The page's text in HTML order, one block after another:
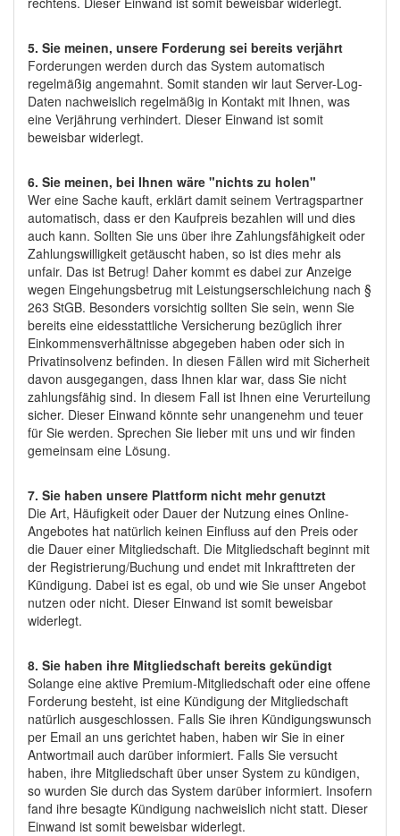
5. Sie meinen, unsere Forderung sei bereits verjährt
Forderungen werden durch das System automatisch
regelmäßig angemahnt. Somit standen wir laut Server-Log-
Daten nachweislich regelmäßig in Kontakt mit Ihnen, was
eine Verjährung verhindert. Dieser Einwand ist somit
beweisbar widerlegt.
6. Sie meinen, bei Ihnen wäre "nichts zu holen"
Wer eine Sache kauft, erklärt damit seinem Vertragspartner
automatisch, dass er den Kaufpreis bezahlen will und dies
auch kann. Sollten Sie uns über ihre Zahlungsfähigkeit oder
Zahlungswilligkeit getäuscht haben, so ist dies mehr als
unfair. Das ist Betrug! Daher kommt es dabei zur Anzeige
wegen Eingehungsbetrug mit Leistungserschleichung nach §
263 StGB. Besonders vorsichtig sollten Sie sein, wenn Sie
bereits eine eidesstattliche Versicherung bezüglich ihrer
Einkommensverhältnisse abgegeben haben oder sich in
Privatinsolvenz befinden. In diesen Fällen wird mit Sicherheit
davon ausgegangen, dass Ihnen klar war, dass Sie nicht
zahlungsfähig sind. In diesem Fall ist Ihnen eine Verurteilung
sicher. Dieser Einwand könnte sehr unangenehm und teuer
für Sie werden. Sprechen Sie lieber mit uns und wir finden
gemeinsam eine Lösung.
7. Sie haben unsere Plattform nicht mehr genutzt
Die Art, Häufigkeit oder Dauer der Nutzung eines Online-
Angebotes hat natürlich keinen Einfluss auf den Preis oder
die Dauer einer Mitgliedschaft. Die Mitgliedschaft beginnt mit
der Registrierung/Buchung und endet mit Inkrafttreten der
Kündigung. Dabei ist es egal, ob und wie Sie unser Angebot
nutzen oder nicht. Dieser Einwand ist somit beweisbar
widerlegt.
8. Sie haben ihre Mitgliedschaft bereits gekündigt
Solange eine aktive Premium-Mitgliedschaft oder eine offene
Forderung besteht, ist eine Kündigung der Mitgliedschaft
natürlich ausgeschlossen. Falls Sie ihren Kündigungswunsch
per Email an uns gerichtet haben, haben wir Sie in einer
Antwortmail auch darüber informiert. Falls Sie versucht
haben, ihre Mitgliedschaft über unser System zu kündigen,
so wurden Sie durch das System darüber informiert. Insofern
fand ihre besagte Kündigung nachweislich nicht statt. Dieser
Einwand ist somit beweisbar widerlegt.